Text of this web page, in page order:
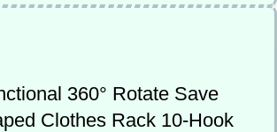
360° Rotate Save
Clothes Rack 10-Hook